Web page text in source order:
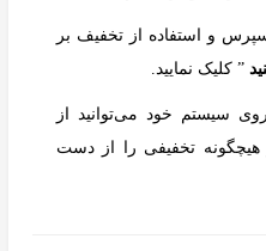
و استفاده از تخفیف بر
” کلیک نمایید.
سیستم خود می‌توانید از
هیچگونه تخفیفی را از دست